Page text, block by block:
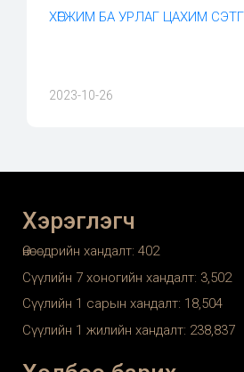
ХӨГЖИМ БА УРЛАГ ЦАХИМ
2023-10-26
Хэрэглэгч
Өнөөдрийн хандалт: 402
Сүүлийн 7 хоногийн хандалт: 3,502
Сүүлийн 1 сарын хандалт: 18,504
Сүүлийн 1 жилийн хандалт: 238,837